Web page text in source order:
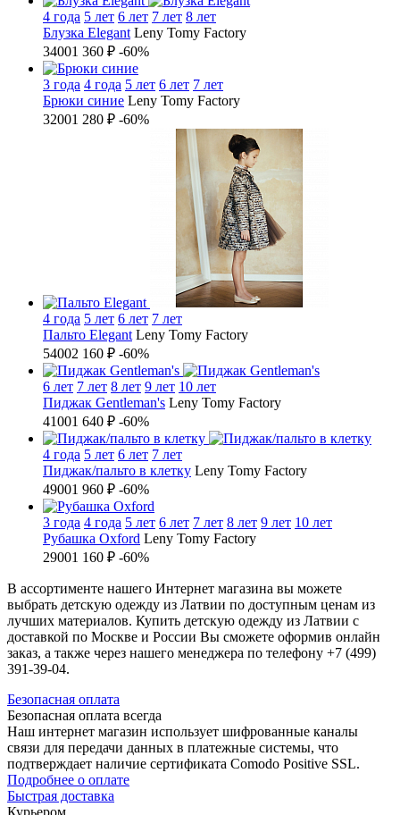
4 года 5 лет 6 лет 7 лет 8 лет
Блузка Elegant Leny Tomy Factory
34001 360 ₽ -60%
3 года 4 года 5 лет 6 лет 7 лет
Брюки синие Leny Tomy Factory
32001 280 ₽ -60%
4 года 5 лет 6 лет 7 лет
Пальто Elegant Leny Tomy Factory
54002 160 ₽ -60%
6 лет 7 лет 8 лет 9 лет 10 лет
Пиджак Gentleman's Leny Tomy Factory
41001 640 ₽ -60%
4 года 5 лет 6 лет 7 лет
Пиджак/пальто в клетку Leny Tomy Factory
49001 960 ₽ -60%
3 года 4 года 5 лет 6 лет 7 лет 8 лет 9 лет 10 лет
Рубашка Oxford Leny Tomy Factory
29001 160 ₽ -60%
В ассортименте нашего Интернет магазина вы можете
выбрать детскую одежду из Латвии по доступным ценам из
лучших материалов. Купить детскую одежду из Латвии с
доставкой по Москве и России Вы сможете оформив онлайн
заказ, а также через нашего менеджера по телефону +7 (499)
391-39-04.
Безопасная оплата
Безопасная оплата всегда
Наш интернет магазин использует шифрованные каналы
связи для передачи данных в платежные системы, что
подтверждает наличие сертификата Comodo Positive SSL.
Подробнее о оплате
Быстрая доставка
Курьером